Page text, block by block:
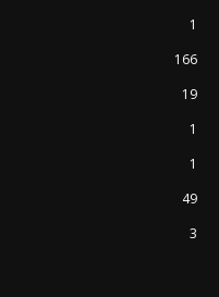
1
166
19
1
1
49
3